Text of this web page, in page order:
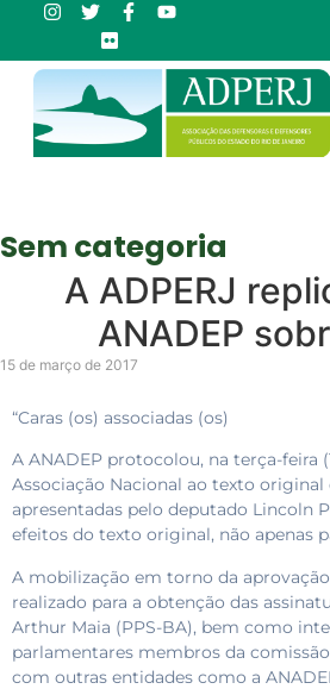
Sem categoria
A ADPERJ
ANADEP
15 de março de 2017
“Caras (os) associadas (os)
A ANADEP protocolou, na terça-feira
Associação Nacional ao texto original
apresentadas pelo deputado Lincoln
efeitos do texto original, não apenas
A mobilização em torno da
realizado para a obtenção das
Arthur Maia (PPS-BA), bem como
parlamentares membros da
com outras entidades como a